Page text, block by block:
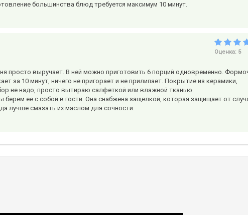
большинства блюд требуется максимум 10 минут.
Оценка: 5
просто выручает. В ней можно приготовить 6 порций одновременно.
за 10 минут, ничего не пригорает и не прилипает. Покрытие из керамики,
не надо, просто вытираю салфеткой или влажной тканью.
берем ее с собой в гости. Она снабжена защелкой, которая защищает от
лучше смазать их маслом для сочности.